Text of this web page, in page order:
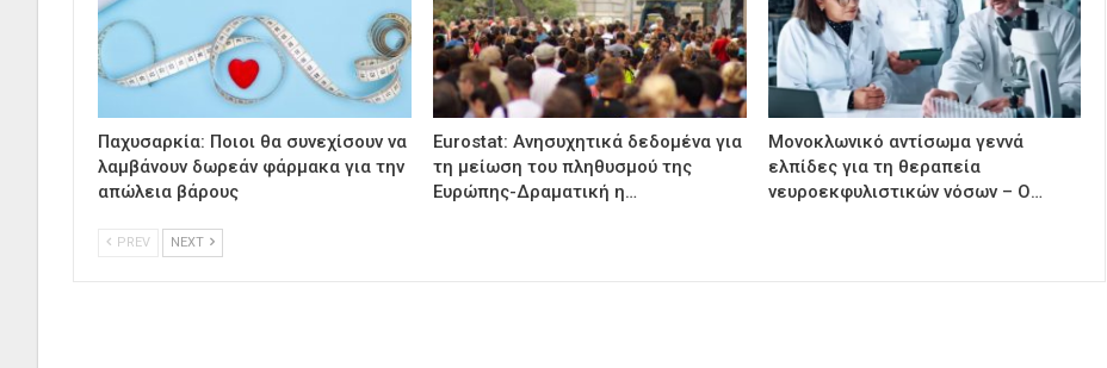
Παχυσαρκία: Ποιοι θα συνεχίσουν να
λαμβάνουν δωρεάν φάρμακα για την
απώλεια βάρους
Eurostat: Ανησυχητικά δεδομένα για
τη μείωση του πληθυσμού της
Ευρώπης-Δραματική η…
Μονοκλωνικό αντίσωμα γεννά
ελπίδες για τη θεραπεία
νευροεκφυλιστικών νόσων – Ο…
PREV NEXT